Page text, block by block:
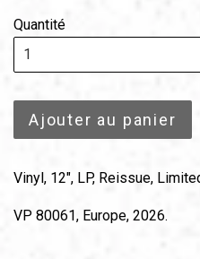
Quantité
Ajouter au panier
Vinyl, 12", LP, Reissue,
VP 80061, Europe, 2026.